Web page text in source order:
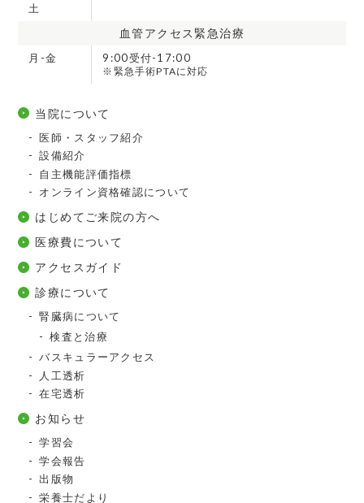
土
血管アクセス緊急治療
月-金 9:00受付-17:00
※緊急手術PTAに対応
当院について
医師・スタッフ紹介
設備紹介
自主機能評価指標
オンライン資格確認について
はじめてご来院の方へ
医療費について
アクセスガイド
診療について
腎臓病について
検査と治療
バスキュラーアクセス
人工透析
在宅透析
お知らせ
学習会
学会報告
出版物
栄養士だより